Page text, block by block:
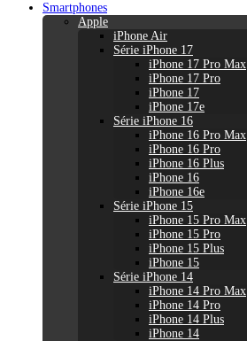
Smartphones
Apple
iPhone Air
Série iPhone 17
iPhone 17 Pro Max
iPhone 17 Pro
iPhone 17
iPhone 17e
Série iPhone 16
iPhone 16 Pro Max
iPhone 16 Pro
iPhone 16 Plus
iPhone 16
iPhone 16e
Série iPhone 15
iPhone 15 Pro Max
iPhone 15 Pro
iPhone 15 Plus
iPhone 15
Série iPhone 14
iPhone 14 Pro Max
iPhone 14 Pro
iPhone 14 Plus
iPhone 14